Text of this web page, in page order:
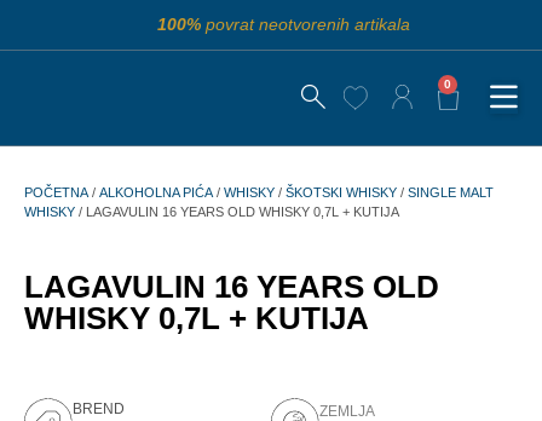
100%povrat neotvorenih artikala
0
POČETNA / ALKOHOLNA PIĆA / WHISKY / ŠKOTSKI WHISKY / SINGLE MALT
WHISKY / LAGAVULIN 16 YEARS OLD WHISKY 0,7L + KUTIJA
LAGAVULIN 16 YEARS OLD
WHISKY 0,7L + KUTIJA
BREND
ZEMLJA